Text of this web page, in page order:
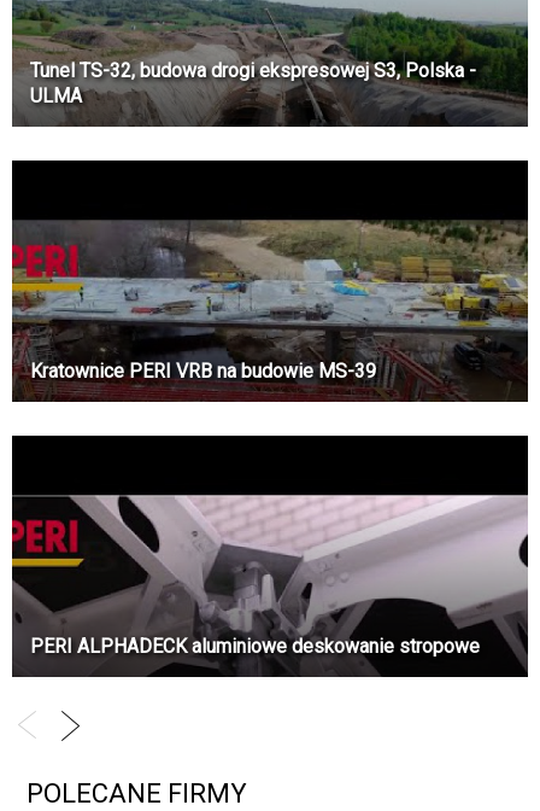
Tunel TS-32, budowa drogi ekspresowej S3, Polska -
ULMA
Kratownice PERI VRB na budowie MS-39
PERI ALPHADECK aluminiowe deskowanie stropowe
POLECANE FIRMY